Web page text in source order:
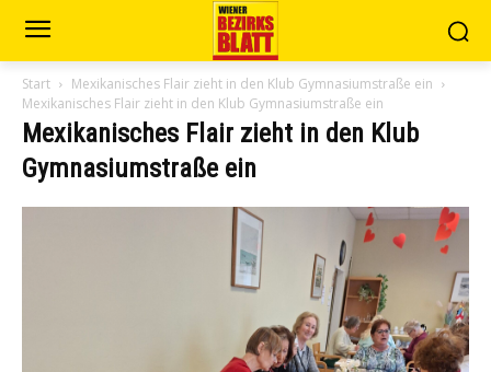
Start
Mexikanisches Flair zieht in den Klub Gymnasiumstraße ein
Mexikanisches Flair zieht in den Klub Gymnasiumstraße ein
Mexikanisches Flair zieht in den Klub
Gymnasiumstraße ein